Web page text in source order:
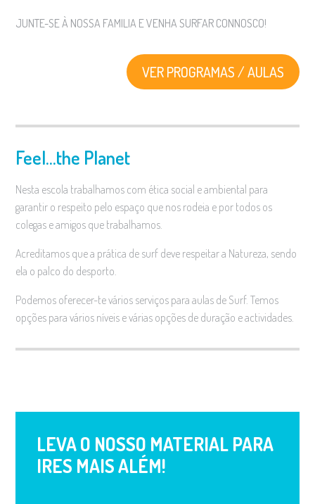
JUNTE-SE À NOSSA FAMILIA E VENHA SURFAR CONNOSCO!
VER PROGRAMAS / AULAS
Feel…the Planet
Nesta escola trabalhamos com ética social e ambiental para
garantir o respeito pelo espaço que nos rodeia e por todos os
colegas e amigos que trabalhamos.
Acreditamos quea prática de surf deve respeitar a Natureza, sendo
ela o palco do desporto.
Podemos oferecer-te vários serviços para aulas de Surf. Temos
opções para vários níveis e várias opções de duração e actividades.
LEVA O NOSSO MATERIAL PARA
IRES MAIS ALÉM!